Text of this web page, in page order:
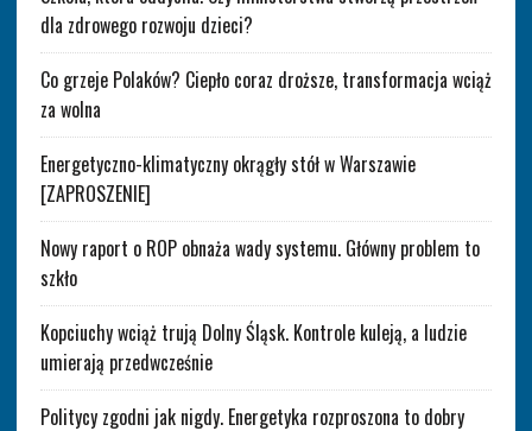
dla zdrowego rozwoju dzieci?
Co grzeje Polaków? Ciepło coraz droższe, transformacja wciąż
za wolna
Energetyczno-klimatyczny okrągły stół w Warszawie
[ZAPROSZENIE]
Nowy raport o ROP obnaża wady systemu. Główny problem to
szkło
Kopciuchy wciąż trują Dolny Śląsk. Kontrole kuleją, a ludzie
umierają przedwcześnie
Politycy zgodni jak nigdy. Energetyka rozproszona to dobry